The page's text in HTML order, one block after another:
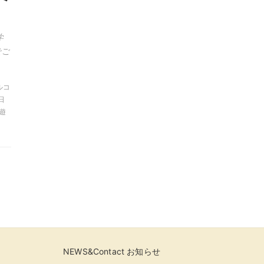
ご
コ
NEWS&Contact お知らせ